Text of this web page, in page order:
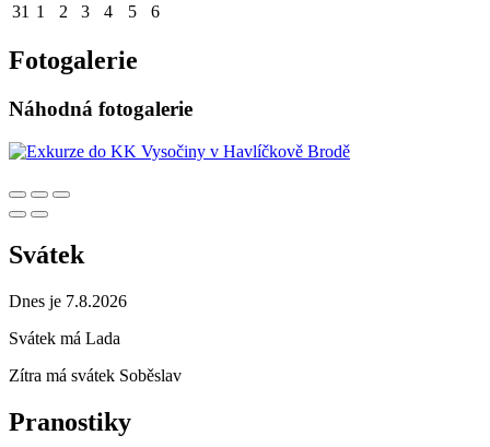
31 1 2 3 4 5 6
Fotogalerie
Náhodná fotogalerie
Svátek
Dnes je 7.8.2026
Svátek má Lada
Zítra má svátek Soběslav
Pranostiky